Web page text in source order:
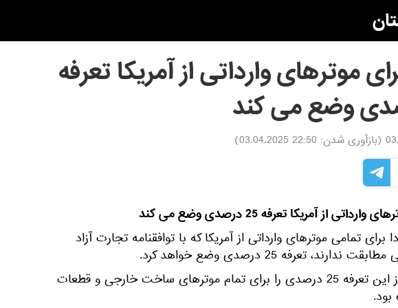
موترهای وارداتی از آمریکا تعرفه
(بازآوری شدن: 22:50 03.04.2025
)
از آمریکا تعرفه 25 درصدی وضع می کند
برای تمامی موترهای وارداتی از آمریکا که با توافقنامه تجارت آزاد
تعرفه 25 درصدی وضع خواهد کرد.
ترامپ پیش از این تعرفه 25 درصدی را برای تمام موترهای ساخت خارجی و قطعات
بود.